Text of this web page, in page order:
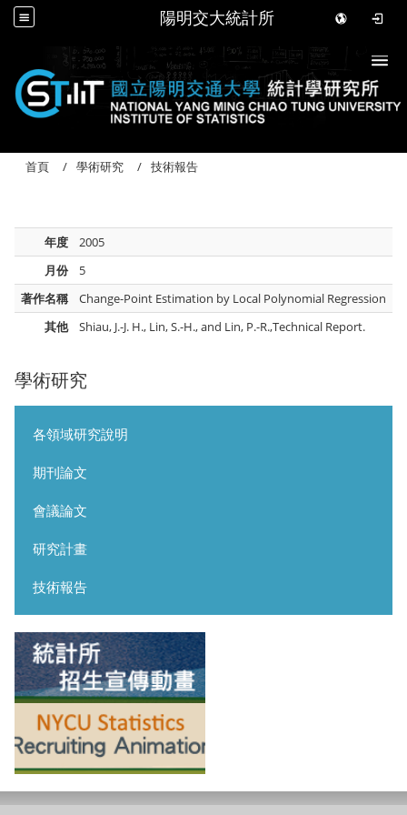
陽明交大統計所
學術研究
各領域研究說明
期刊論文
會議論文
研究計畫
技術報告
首頁 學術研究 技術報告
年度
2005
月份
5
著作名稱
Change-Point Estimation by Local Polynomial Regression
其他
Shiau, J.-J. H., Lin, S.-H., and Lin, P.-R.,Technical Report.